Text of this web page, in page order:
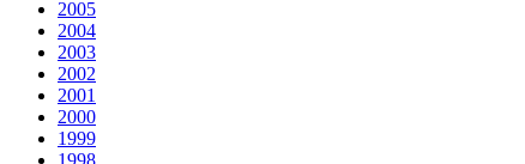
2005
2004
2003
2002
2001
2000
1999
1998